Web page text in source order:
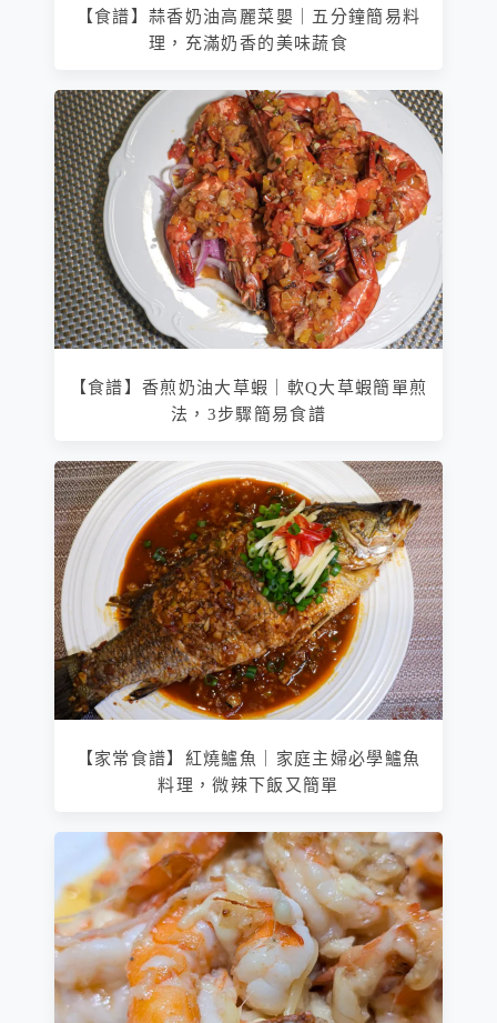
【食譜】蒜香奶油高麗菜嬰｜五分鐘簡易料
理，充滿奶香的美味蔬食
【食譜】香煎奶油大草蝦｜軟Q大草蝦簡單煎
法，3步驟簡易食譜
【家常食譜】紅燒鱸魚｜家庭主婦必學鱸魚
料理，微辣下飯又簡單